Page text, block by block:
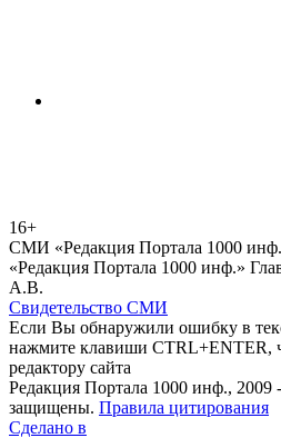
16+
СМИ «Редакция Портала 1000
«Редакция Портала 1000 инф.»
А.В.
Свидетельство СМИ
Если Вы обнаружили ошибку в
нажмите клавиши CTRL+ENTER,
редактору сайта
Редакция Портала 1000 инф., 2009
защищены. Правила цитирования
Сделано в